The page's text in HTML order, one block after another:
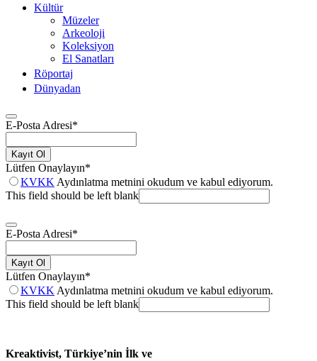
Kültür
Müzeler
Arkeoloji
Koleksiyon
El Sanatları
Röportaj
Dünyadan
E-Posta Adresi*
Kayıt Ol
Lütfen Onaylayın*
KVKK Aydınlatma metnini okudum ve kabul ediyorum.
This field should be left blank
E-Posta Adresi*
Kayıt Ol
Lütfen Onaylayın*
KVKK Aydınlatma metnini okudum ve kabul ediyorum.
This field should be left blank
Kreaktivist, Türkiye’nin İlk ve